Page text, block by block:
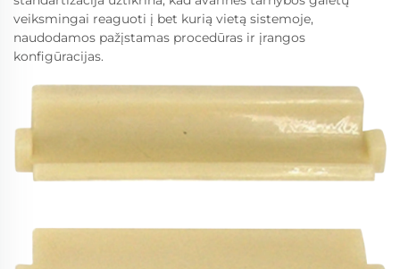
veiksmingai reaguoti į bet kurią vietą sistemoje,
naudodamos pažįstamas procedūras ir įrangos
konfigūracijas.